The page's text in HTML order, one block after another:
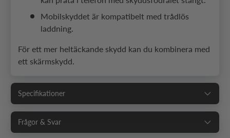
Mobilskyddet är kompatibelt med trådlös
laddning.
För ett mer heltäckande skydd kan du kombinera med
ett skärmskydd.
Specifikationer
Frågor & Svar